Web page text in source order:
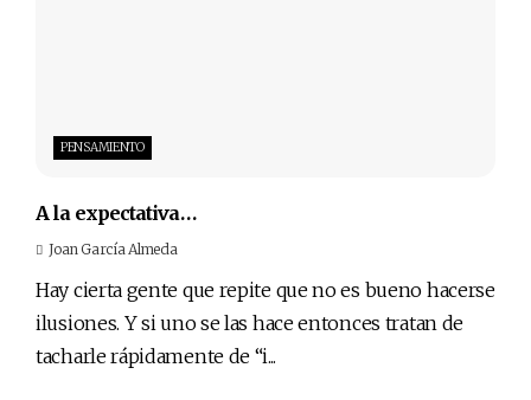
PENSAMIENTO
A la expectativa…
Joan García Almeda
Hay cierta gente que repite que no es bueno hacerse
ilusiones. Y si uno se las hace entonces tratan de
tacharle rápidamente de “i...